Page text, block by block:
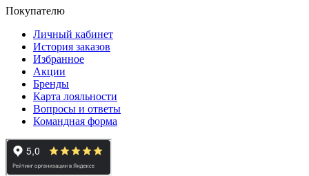
Покупателю
Личный кабинет
История заказов
Избранное
Акции
Бренды
Карта лояльности
Вопросы и ответы
Командная форма